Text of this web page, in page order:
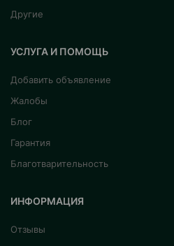
Другие
УСЛУГА И ПОМОЩЬ
Добавить объявление
Жалобы
Блог
Гарантия
Благотварительность
ИНФОРМАЦИЯ
Отзывы